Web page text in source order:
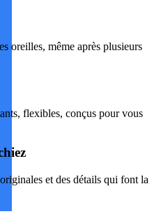
oreilles, même après plusieurs
flexibles, conçus pour vous
et des détails qui font la